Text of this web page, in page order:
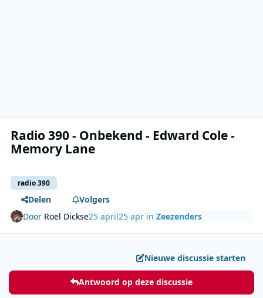
Radio 390 - Onbekend - Edward Cole -
Memory Lane
radio 390
Delen
Volgers
Door Roel Dickse25 april25 apr inZeezenders
Nieuwe discussie starten
Antwoord op deze discussie